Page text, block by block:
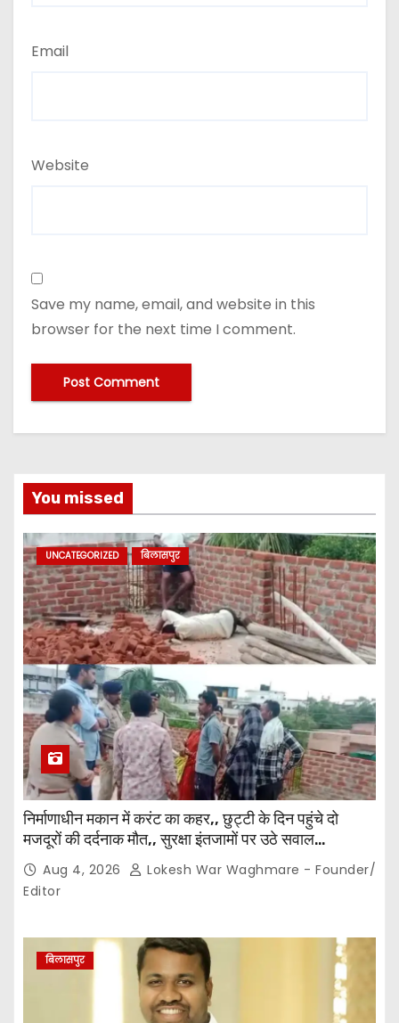
Email
Website
Save my name, email, and website in this
browser for the next time I comment.
You missed
UNCATEGORIZED बिलासपुर
निर्माणाधीन मकान में करंट का कहर,, छुट्टी के दिन पहुंचे दो
मजदूरों की दर्दनाक मौत,, सुरक्षा इंतजामों पर उठे सवाल…
Aug 4, 2026
Lokesh War Waghmare - Founder/
Editor
बिलासपुर